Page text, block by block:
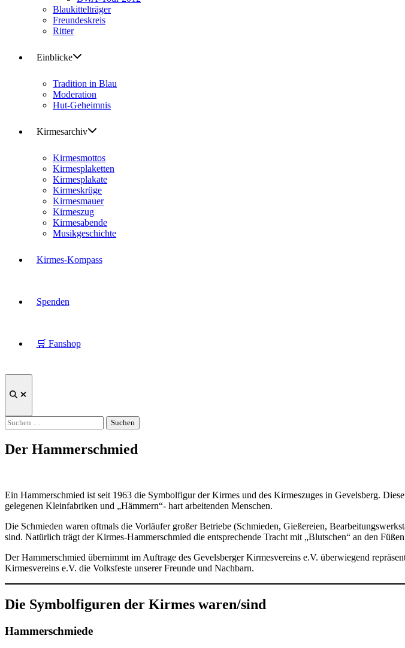
Blaukittelträger
Freundeskreis
Ritter
Einblicke
Tradition in Blau
Moderation
Hut-Geheimnis
Kirmesarchiv
Kirmesmottos
Kirmesplaketten
Kirmesplakate
Kirmeskrüge
Kirmesmauer
Kirmeszug
Kirmesabende
Musikgeschichte
Kirmes-Kompass
Spenden
🛒 Fanshop
Suche
Suchen
nach:
Der Hammerschmied
Ein Hammerschmied ist seit 1963 die Symbolfigur der Kirmes und des Kirmeszuges in Gevelsberg.
gelegenen Kleinfabriken und „Hämmern“- hart arbeitenden Menschen.
Die Schmieden waren oftmals die Vorläufer großer Betriebe (Schmieden, Gießereien,
sind. Natürlich trägt der Kirmes-Hammerschmied die entsprechende Tracht mit „Blutschen“ an den
Der Hammerschmied übernimmt im Auftrage des Gevelsberger Kirmesvereins e.V. überwiegend
Kirmesvereins e.V. die Volksfeste unserer Freunde und Nachbarn.
Die Symbolfiguren der Kirmes waren/sind
Hammerschmiede